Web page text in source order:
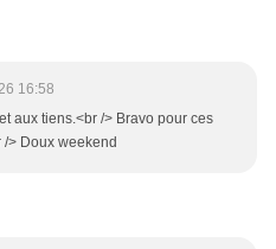
16:58
aux tiens.<br /> Bravo pour ces
> Doux weekend